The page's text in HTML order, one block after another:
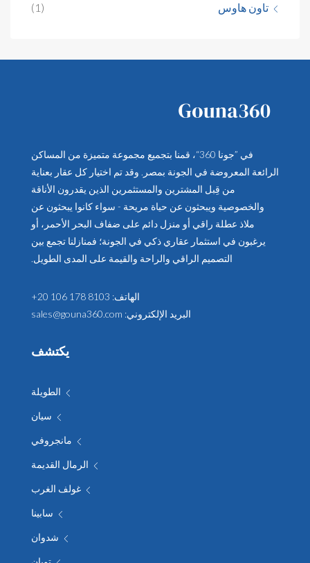
تاون هاوس
(1)
في ”جونا 360“، قمنا بتجميع مجموعة متميزة من المساكن
الرائعة المعروضة في الجونة بمصر. وقد تم اختيار كل عقار بعناية
من قِبل المشترين والمستثمرين الذين يقدرون الأناقة
والخصوصية ويبحثون عن حياة مريحة - سواء كانوا يبحثون عن
ملاذ عطلة راقي أو منزل دائم على ضفاف البحر الأحمر، أو
يرغبون في استثمار عقاري ذكي في الجونة؛ فمنازلنا تجمع بين
التصميم الراقي والراحة والقيمة على المدى الطويل.
الهاتف: +20 106 178 8103
البريد الإلكتروني: sales@gouna360.com
يكتشف
الطويلة
سيان
مانجروفي
الرمال القديمة
غولف الغرب
سابينا
شدوان